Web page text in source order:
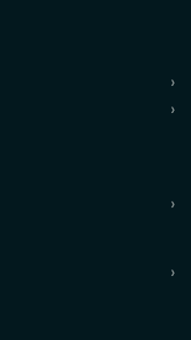
›
›
›
›